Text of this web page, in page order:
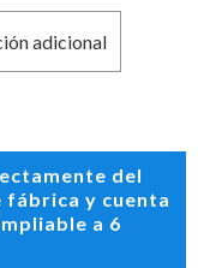
adicional
del
y cuenta
a 6